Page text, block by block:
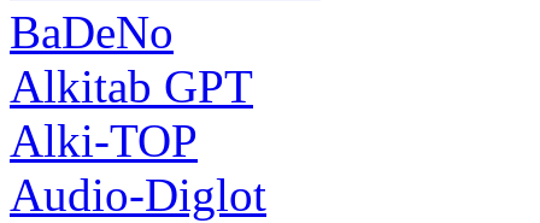
BaDeNo
Alkitab GPT
Alki-TOP
Audio-Diglot